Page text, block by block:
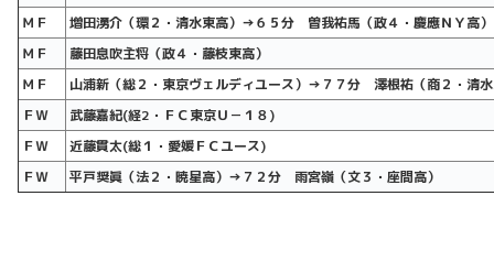
ＭＦ
増田湧介（環２・清水東高）→６５分 曽我祐馬（政４・慶應ＮＹ高）
ＭＦ
藤田息吹主将（政４・藤枝東高）
ＭＦ
山浦新（総２・東京ヴェルディユース）→７７分 澤根祐（商２・清
ＦＷ
武藤嘉紀(経2 ・ＦＣ東京Ｕ－１８)
ＦＷ
近藤貫太(総１・愛媛ＦＣユース)
ＦＷ
平戸奨眞（法２・暁星高）→７２分 雨宮嶺（文３・座間高）